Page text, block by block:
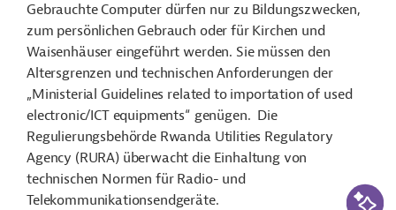
Gebrauchte Computer dürfen nur zu Bildungszwecken,
zum persönlichen Gebrauch oder für Kirchen und
Waisenhäuser eingeführt werden. Sie müssen den
Altersgrenzen und technischen Anforderungen der
„Ministerial Guidelines related to importation of used
electronic/ICT equipments“ genügen. Die
Regulierungsbehörde Rwanda Utilities Regulatory
Agency (RURA) überwacht die Einhaltung von
technischen Normen für Radio- und
Telekommunikationsendgeräte.
KI-